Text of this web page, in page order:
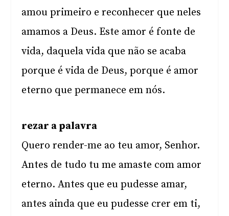
amou primeiro e reconhecer que neles
amamos a Deus. Este amor é fonte de
vida, daquela vida que não se acaba
porque é vida de Deus, porque é amor
eterno que permanece em nós.
rezar a palavra
Quero render-me ao teu amor, Senhor.
Antes de tudo tu me amaste com amor
eterno. Antes que eu pudesse amar,
antes ainda que eu pudesse crer em ti,